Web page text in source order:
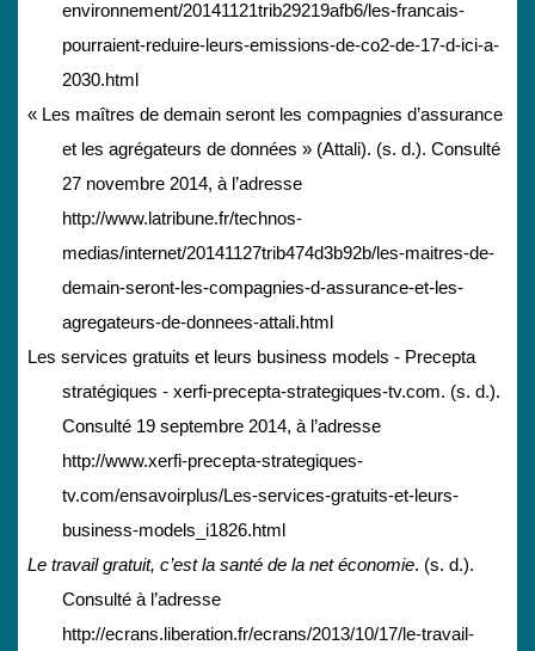
environnement/20141121trib29219afb6/les-francais-
pourraient-reduire-leurs-emissions-de-co2-de-17-d-ici-a-
2030.html
« Les maîtres de demain seront les compagnies d’assurance
et les agrégateurs de données » (Attali). (s. d.). Consulté
27 novembre 2014, à l’adresse
http://www.latribune.fr/technos-
medias/internet/20141127trib474d3b92b/les-maitres-de-
demain-seront-les-compagnies-d-assurance-et-les-
agregateurs-de-donnees-attali.html
Les services gratuits et leurs business models - Precepta
stratégiques - xerfi-precepta-strategiques-tv.com. (s. d.).
Consulté 19 septembre 2014, à l’adresse
http://www.xerfi-precepta-strategiques-
tv.com/ensavoirplus/Les-services-gratuits-et-leurs-
business-models_i1826.html
Le travail gratuit, c’est la santé de la net économie. (s. d.).
Consulté à l’adresse
http://ecrans.liberation.fr/ecrans/2013/10/17/le-travail-